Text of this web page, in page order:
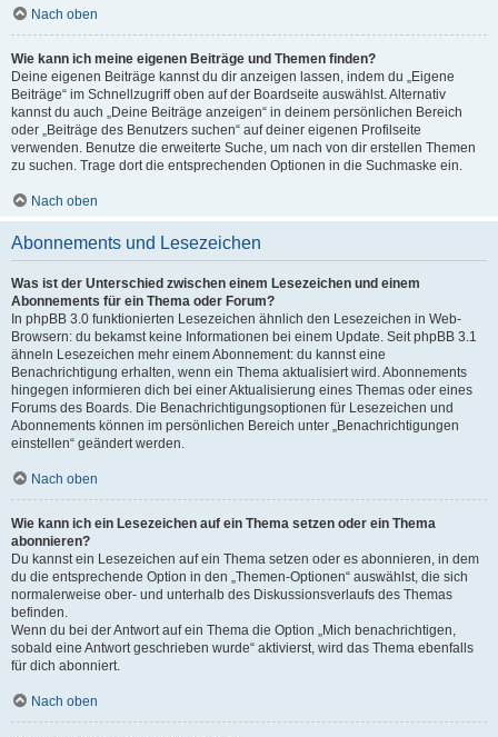
Nach oben
Wie kann ich meine eigenen Beiträge und Themen finden?
Deine eigenen Beiträge kannst du dir anzeigen lassen, indem du „Eigene
Beiträge“ im Schnellzugriff oben auf der Boardseite auswählst. Alternativ
kannst du auch „Deine Beiträge anzeigen“ in deinem persönlichen Bereich
oder „Beiträge des Benutzers suchen“ auf deiner eigenen Profilseite
verwenden. Benutze die erweiterte Suche, um nach von dir erstellen Themen
zu suchen. Trage dort die entsprechenden Optionen in die Suchmaske ein.
Nach oben
Abonnements und Lesezeichen
Was ist der Unterschied zwischen einem Lesezeichen und einem
Abonnements für ein Thema oder Forum?
In phpBB 3.0 funktionierten Lesezeichen ähnlich den Lesezeichen in Web-
Browsern: du bekamst keine Informationen bei einem Update. Seit phpBB 3.1
ähneln Lesezeichen mehr einem Abonnement: du kannst eine
Benachrichtigung erhalten, wenn ein Thema aktualisiert wird. Abonnements
hingegen informieren dich bei einer Aktualisierung eines Themas oder eines
Forums des Boards. Die Benachrichtigungsoptionen für Lesezeichen und
Abonnements können im persönlichen Bereich unter „Benachrichtigungen
einstellen“ geändert werden.
Nach oben
Wie kann ich ein Lesezeichen auf ein Thema setzen oder ein Thema
abonnieren?
Du kannst ein Lesezeichen auf ein Thema setzen oder es abonnieren, in dem
du die entsprechende Option in den „Themen-Optionen“ auswählst, die sich
normalerweise ober- und unterhalb des Diskussionsverlaufs des Themas
befinden.
Wenn du bei der Antwort auf ein Thema die Option „Mich benachrichtigen,
sobald eine Antwort geschrieben wurde“ aktivierst, wird das Thema ebenfalls
für dich abonniert.
Nach oben